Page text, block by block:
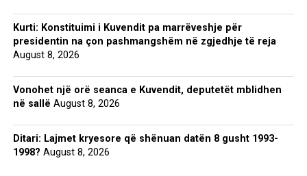
Kurti: Konstituimi i Kuvendit pa marrëveshje për
presidentin na çon pashmangshëm në zgjedhje të reja
August 8, 2026
Vonohet një orë seanca e Kuvendit, deputetët mblidhen
në sallë August 8, 2026
Ditari: Lajmet kryesore që shënuan datën 8 gusht 1993-
1998? August 8, 2026